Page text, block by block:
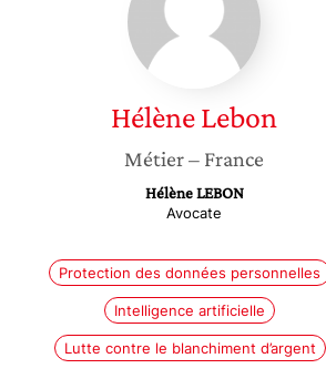
HélèneLebon
Métier– France
Hélène LEBON
Avocate
Protection des données personnelles
Intelligence artificielle
Lutte contre le blanchiment d’argent